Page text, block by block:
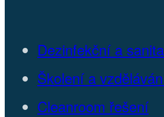
Dezinfekční a
Školení a
Cleanroom řešení